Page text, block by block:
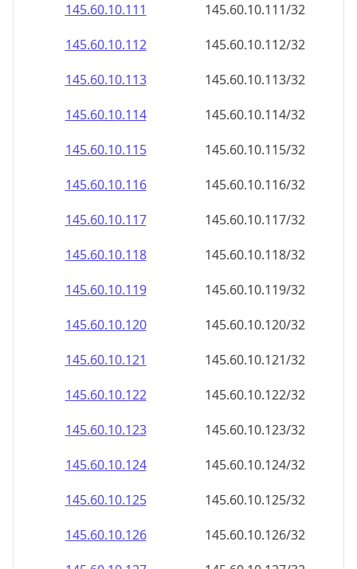
145.60.10.111
145.60.10.111/32
145.60.10.112
145.60.10.112/32
145.60.10.113
145.60.10.113/32
145.60.10.114
145.60.10.114/32
145.60.10.115
145.60.10.115/32
145.60.10.116
145.60.10.116/32
145.60.10.117
145.60.10.117/32
145.60.10.118
145.60.10.118/32
145.60.10.119
145.60.10.119/32
145.60.10.120
145.60.10.120/32
145.60.10.121
145.60.10.121/32
145.60.10.122
145.60.10.122/32
145.60.10.123
145.60.10.123/32
145.60.10.124
145.60.10.124/32
145.60.10.125
145.60.10.125/32
145.60.10.126
145.60.10.126/32